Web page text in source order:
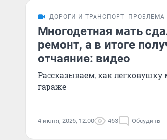
ДОРОГИ И ТРАНСПОРТ ПРОБЛЕМА
Многодетная мать
ремонт, а в итоге
отчаяние: видео
Рассказываем, как
гараже
4 июня, 2026, 12:00 463 Обсудить